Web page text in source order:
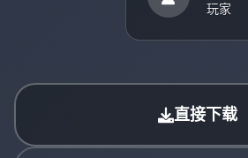
玩家
直接下载